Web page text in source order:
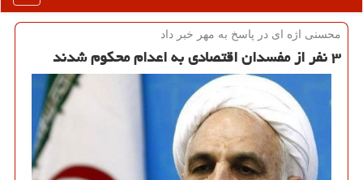
محسنی اژه ای در پاسخ به مهر خبر داد
۳ نفر از مفسدان اقتصادی به اعدام محكوم شدند